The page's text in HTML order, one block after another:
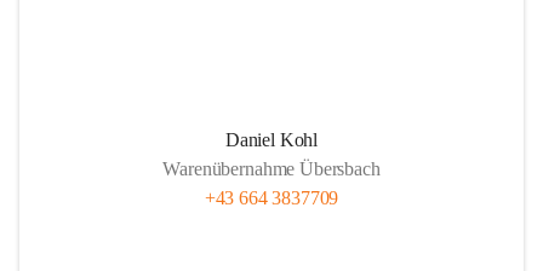
Daniel Kohl
Warenübernahme Übersbach
+43 664 3837709